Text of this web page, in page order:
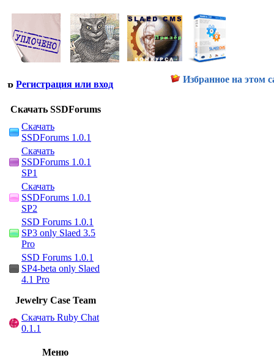
Регистрация или вход Избранное на этом
Скачать SSDForums
Скачать
SSDForums 1.0.1
Скачать
SSDForums 1.0.1
SP1
Скачать
SSDForums 1.0.1
SP2
SSD Forums 1.0.1
SP3 only Slaed 3.5
Pro
SSD Forums 1.0.1
SP4-beta only Slaed
4.1 Pro
Jewelry Сase Team
Скачать Ruby Chat
0.1.1
Меню